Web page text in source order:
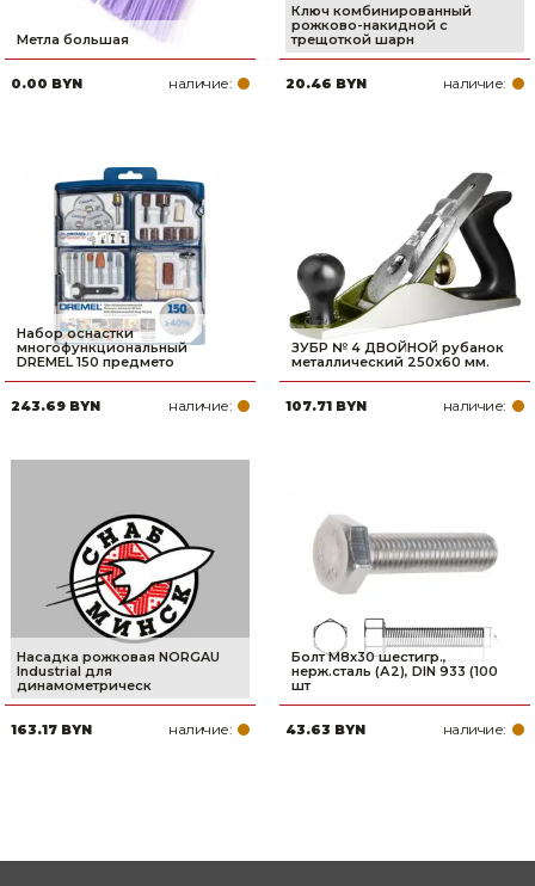
Метла большая
0.00 BYN наличие:
Ключ комбинированный
рожково-накидной с
трещоткой шарн
20.46 BYN наличие:
Набор оснастки
многофункциональный
DREMEL 150 предмето
243.69 BYN наличие:
ЗУБР № 4 ДВОЙНОЙ рубанок
металлический 250х60 мм.
107.71 BYN наличие:
Насадка рожковая NORGAU
Industrial для
динамометрическ
163.17 BYN наличие:
Болт М8х30 шестигр.,
нерж.сталь (А2), DIN 933 (100
шт
43.63 BYN наличие: